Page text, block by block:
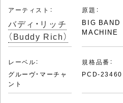
アーティスト：
バディ・リッチ
（Buddy Rich）
原題：
BIG BAND
MACHINE
レーベル：
グルーヴ・マーチャ
ント
規格品番：
PCD-23460